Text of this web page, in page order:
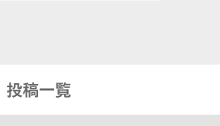
投稿一覧